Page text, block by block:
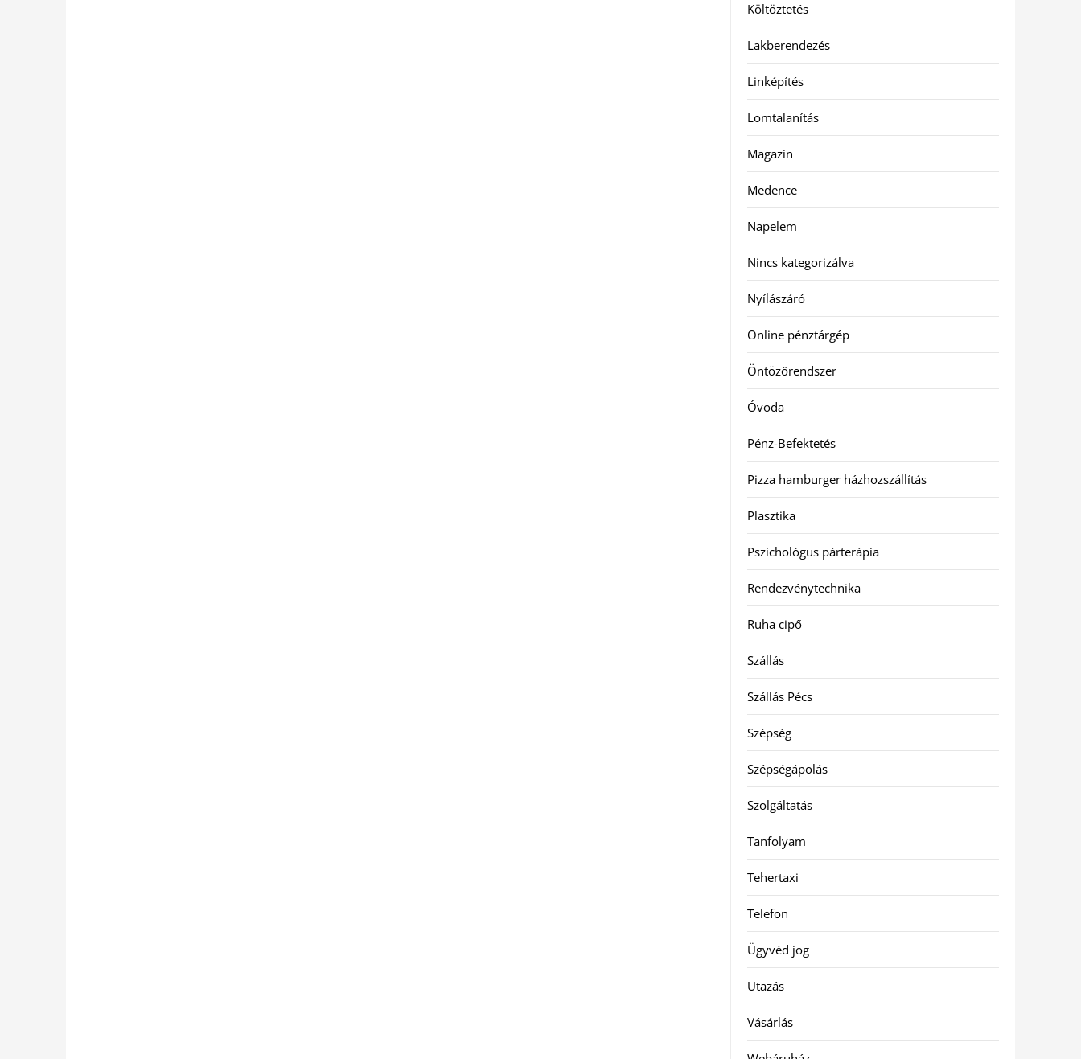
Költöztetés
Lakberendezés
Linképítés
Lomtalanítás
Magazin
Medence
Napelem
Nincs kategorizálva
Nyílászáró
Online pénztárgép
Öntözőrendszer
Óvoda
Pénz-Befektetés
Pizza hamburger házhozszállítás
Plasztika
Pszichológus párterápia
Rendezvénytechnika
Ruha cipő
Szállás
Szállás Pécs
Szépség
Szépségápolás
Szolgáltatás
Tanfolyam
Tehertaxi
Telefon
Ügyvéd jog
Utazás
Vásárlás